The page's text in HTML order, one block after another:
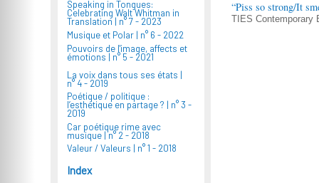
“Piss so strong/It
TIES Contemporary
Speaking in Tongues:
Celebrating Walt Whitman in
Translation | n° 7 - 2023
Musique et Polar | n° 6 - 2022
Pouvoirs de l'image, affects et
émotions | n° 5 - 2021
La voix dans tous ses états |
n° 4 - 2019
Poétique / politique :
l’esthétique en partage ? | n° 3 -
2019
Car poétique rime avec
musique |n° 2 - 2018
Valeur / Valeurs | n° 1 - 2018
Index